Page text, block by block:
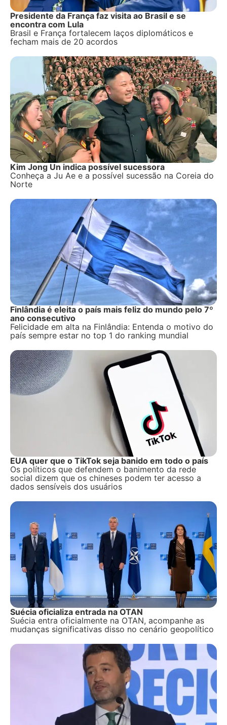
Presidente da França faz visita ao Brasil e se
encontra com Lula
Brasil e França fortalecem laços diplomáticos e
fecham mais de 20 acordos
Kim Jong Un indica possível sucessora
Conheça a Ju Ae e a possível sucessão na Coreia do
Norte
Finlândia é eleita o país mais feliz do mundo pelo 7º
ano consecutivo
Felicidade em alta na Finlândia: Entenda o motivo do
país sempre estar no top 1 do ranking mundial
EUA quer que o TikTok seja banido em todo o país
Os políticos que defendem o banimento da rede
social dizem que os chineses podem ter acesso a
dados sensíveis dos usuários
Suécia oficializa entrada na OTAN
Suécia entra oficialmente na OTAN, acompanhe as
mudanças significativas disso no cenário geopolítico